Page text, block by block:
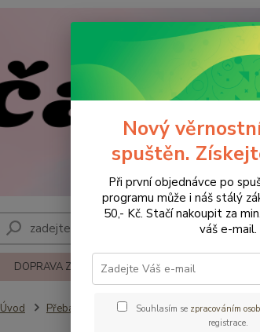
DOPRAVA ZBOŽÍ REKLAMACE A VRÁCENÍ ZBOŹÍ
Úvod Přebalování Pleny
Nový
spuštěn.
Při první objednávce po
programu může i náš stálý
50,- Kč. Stačí nakoupit za
váš e-mail.
Souhlasím se zpracováním
registrace.